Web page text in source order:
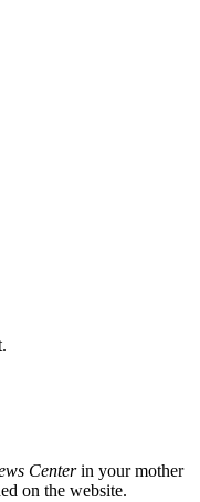
Centerin your mother
on the website.